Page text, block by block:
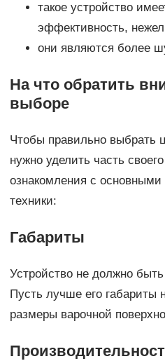
такое устройство
эффективность,
они являются более
На что обратить
выборе
Чтобы правильно выбрать
нужно уделить часть
ознакомления с
техники:
Габариты
Устройство не должно
Пусть лучше его габариты
размеры варочной